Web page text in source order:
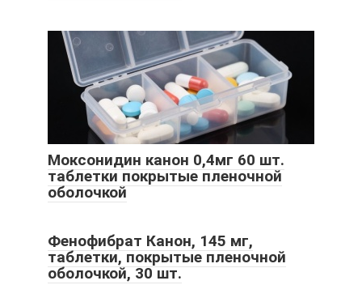
Моксонидин канон 0,4мг 60 шт.
таблетки покрытые пленочной
оболочкой
Фенофибрат Канон, 145 мг,
таблетки, покрытые пленочной
оболочкой, 30 шт.